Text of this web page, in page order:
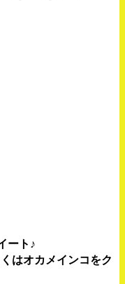
ート♪
はオカメインコをク